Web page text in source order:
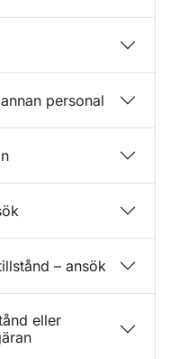
personal
– ansök
eller